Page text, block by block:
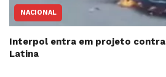
NACIONAL
Interpol entra em projeto contra
Latina